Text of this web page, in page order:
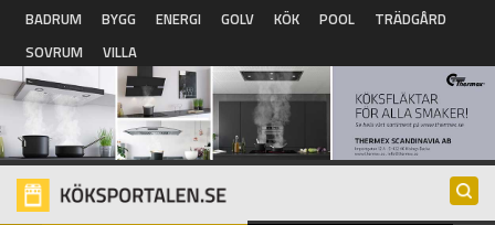
Hoppa till huvudinnehåll
BADRUM BYGG ENERGI GOLV KÖK POOL
TRÄDGÅRD
SOVRUM
VILLA